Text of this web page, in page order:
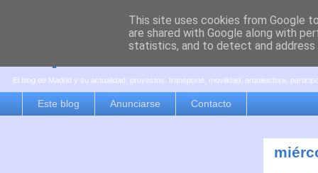
es por madrid
El blog de Madrid y su actualidad, proyectos, transporte, movilidad, arquitectura,
Este blog Anunciarse Contacto
This site uses cookies from Google
are shared with Google along with
statistics, and to detect and address